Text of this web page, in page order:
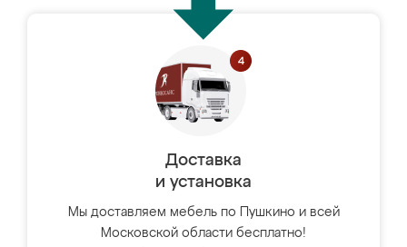
Доставка
и установка
Мы доставляем мебель по Пушкино и всей
Московской области бесплатно!